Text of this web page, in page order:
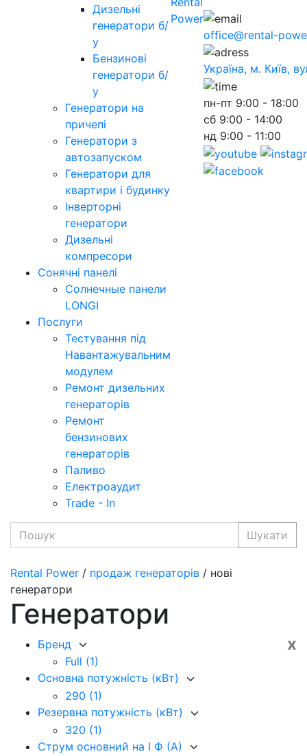
Дизельні
генератори б/
у
Бензинові
генератори б/
у
Генератори на
причепі
Генератори з
автозапуском
Генератори для
квартири і будинку
Інверторні
генератори
Дизельні
компресори
Сонячні панелі
Солнечные панели
LONGI
Послуги
Тестування під
Навантажувальним
модулем
Ремонт дизельних
генераторів
Ремонт
бензинових
генераторів
Паливо
Електроаудит
Trade - In
office@rental-
Україна, м. Київ,
пн-пт 9:00 - 18:00
сб 9:00 - 14:00
нд 9:00 - 11:00
Шукати
Rental Power / продаж генераторів / нові
генератори
Генератори
x
Бренд
Full (1)
Основна потужність (кВт)
290 (1)
Резервна потужність (кВт)
320 (1)
Струм основний на I Ф (А)